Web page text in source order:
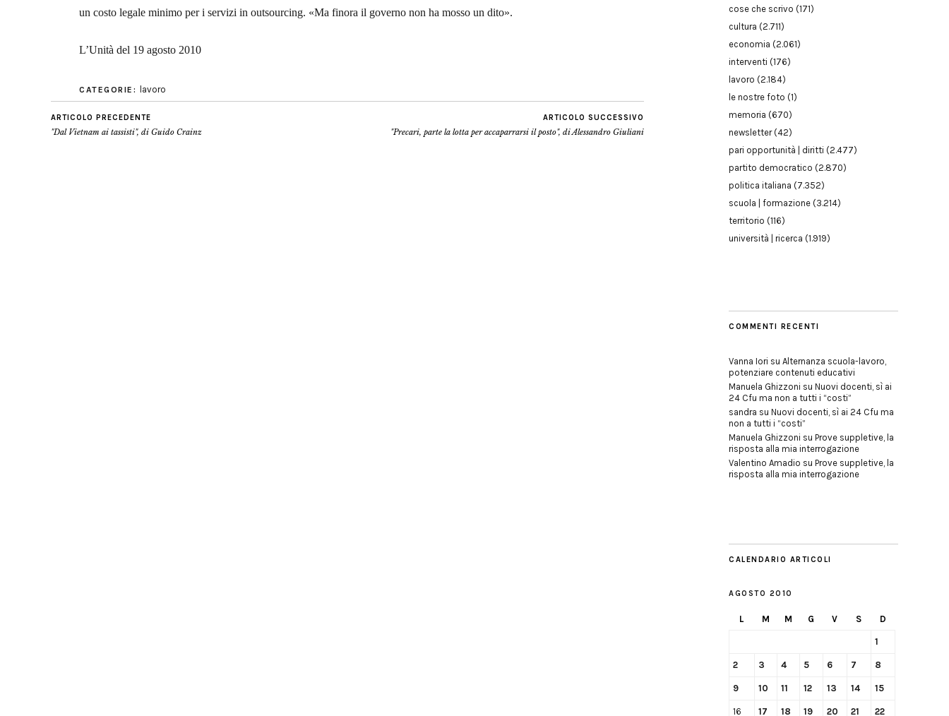
un costo legale minimo per i servizi in outsourcing. «Ma finora il governo non ha mosso un dito».
L’Unità del 19 agosto 2010
CATEGORIE: lavoro
ARTICOLO PRECEDENTE
"Dal Vietnam ai tassisti", di Guido Crainz
ARTICOLO SUCCESSIVO
"Precari, parte la lotta per accaparrarsi il posto", di Alessandro Giuliani
cose che scrivo (171)
cultura (2.711)
economia (2.061)
interventi (176)
lavoro (2.184)
le nostre foto (1)
memoria (670)
newsletter(42)
pari opportunità | diritti (2.477)
partito democratico (2.870)
politica italiana (7.352)
scuola | formazione (3.214)
territorio (116)
università | ricerca (1.919)
COMMENTI RECENTI
Vanna Iori su Alternanza scuola-lavoro,
potenziare contenuti educativi
Manuela Ghizzoni su Nuovi docenti, sì ai
24 Cfu ma non a tutti i “costi”
sandra su Nuovi docenti, sì ai 24 Cfu ma
non a tutti i “costi”
Manuela Ghizzoni su Prove suppletive, la
risposta alla mia interrogazione
Valentino Amadio su Prove suppletive, la
risposta alla mia interrogazione
CALENDARIO ARTICOLI
AGOSTO 2010
L M M G V S D
1
2 3 4 5 6 7 8
9 10 11 12 13 14 15
16 17 18 19 20 21 22